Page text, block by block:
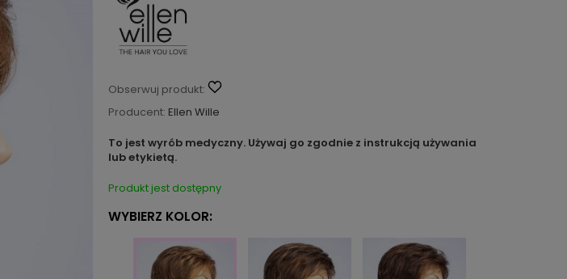
Obserwuj produkt:
Producent: Ellen Wille
To jest wyrób medyczny. Używaj go zgodnie z instrukcją używania
lub etykietą.
Produkt jest dostępny
WYBIERZ KOLOR: